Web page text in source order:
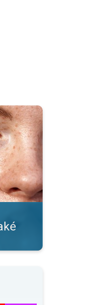
Nástrahy leta a slnka. . .